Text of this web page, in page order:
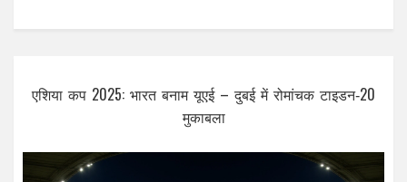
एशिया कप 2025: भारत बनाम यूएई – दुबई में रोमांचक टाइडन‑20
मुकाबला